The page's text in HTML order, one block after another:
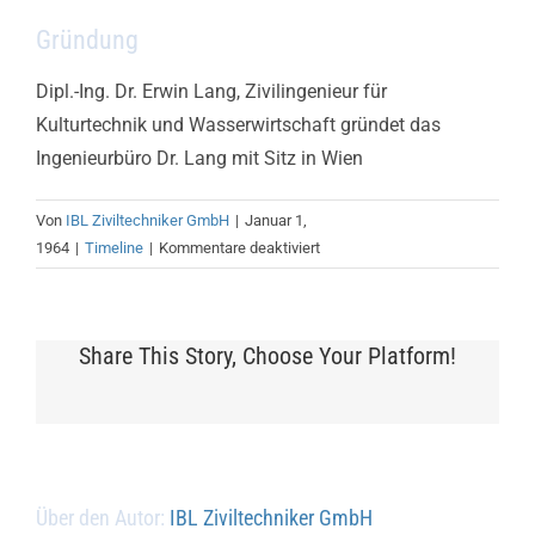
Gründung
Dipl.-Ing. Dr. Erwin Lang, Zivilingenieur für
Kulturtechnik und Wasserwirtschaft gründet das
Ingenieurbüro Dr. Lang mit Sitz in Wien
Von IBL Ziviltechniker GmbH | Januar 1,
1964 | Timeline | Kommentare deaktiviertfür
Gründung
Share This Story, Choose Your Platform!
Über den Autor: IBL Ziviltechniker GmbH